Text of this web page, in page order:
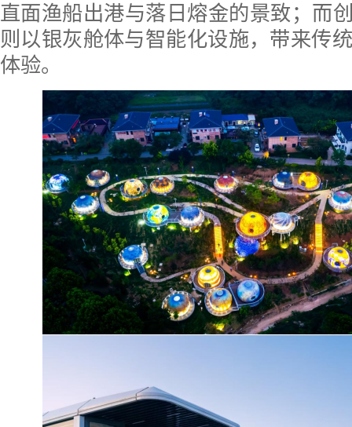
直面渔船出港与落日熔金的景致；而
则以银灰舱体与智能化设施，带来传
体验。